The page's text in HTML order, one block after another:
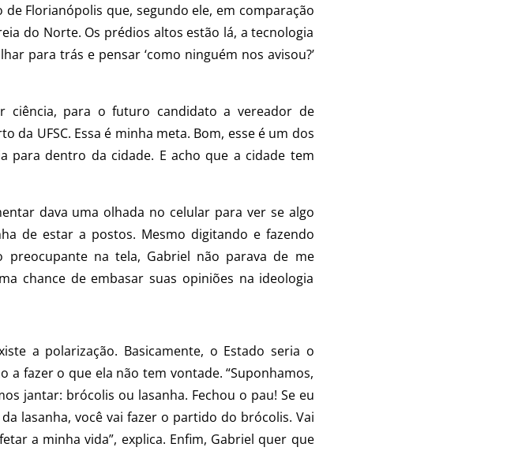
Florianópolis que, segundo ele, em comparação
do Norte. Os prédios altos estão lá, a tecnologia
para trás e pensar ‘como ninguém nos avisou?’
ciência, para o futuro candidato a vereador de
da UFSC. Essa é minha meta. Bom, esse é um dos
para dentro da cidade. E acho que a cidade tem
dava uma olhada no celular para ver se algo
de estar a postos. Mesmo digitando e fazendo
preocupante na tela, Gabriel não parava de me
chance de embasar suas opiniões na ideologia
a polarização. Basicamente, o Estado seria o
a fazer o que ela não tem vontade. “Suponhamos,
jantar: brócolis ou lasanha. Fechou o pau! Se eu
lasanha, você vai fazer o partido do brócolis. Vai
a minha vida”, explica. Enfim, Gabriel quer que